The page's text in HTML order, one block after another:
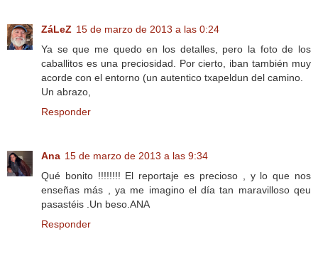
ZáLeZ 15 de marzo de 2013 a las 0:24
Ya se que me quedo en los detalles, pero la foto de los
caballitos es una preciosidad. Por cierto, iban también muy
acorde con el entorno (un autentico txapeldun del camino.
Un abrazo,
Responder
Ana 15 de marzo de 2013 a las 9:34
Qué bonito !!!!!!!! El reportaje es precioso , y lo que nos
enseñas más , ya me imagino el día tan maravilloso qeu
pasastéis .Un beso.ANA
Responder